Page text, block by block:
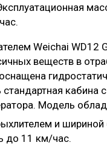
Weichai WD12
веществ в
кабина
Модель
и
до 11 км/час.